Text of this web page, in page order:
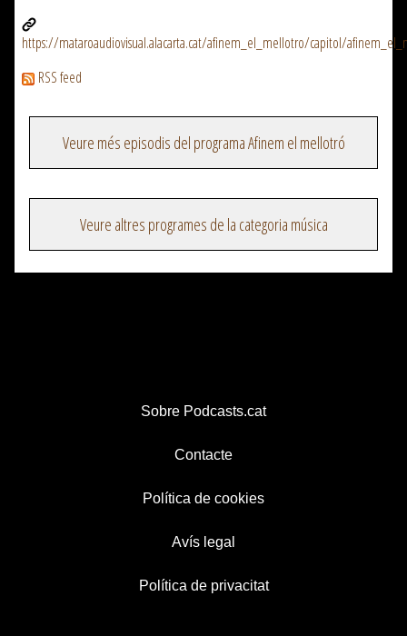
https://mataroaudiovisual.alacarta.cat/afinem_el_mellotro/capitol/
RSS feed
Veure més episodis del programa Afinem el mellotró
Veure altres programes de la categoria música
Sobre Podcasts.cat
Contacte
Política de cookies
Avís legal
Política de privacitat